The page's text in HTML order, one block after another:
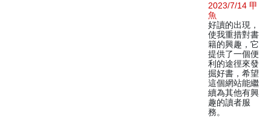
2023/7/14 甲
魚
好讀的出現，
使我重措對書
籍的興趣，它
提供了一個便
利的途徑來發
掘好書，希望
這個網站能繼
續為其他有興
趣的讀者服
務。